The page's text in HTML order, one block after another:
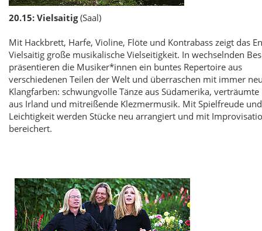
20.15: Vielsaitig(Saal)
Mit Hackbrett, Harfe, Violine, Flöte und Kontrabass zeigt das
Vielsaitig große musikalische Vielseitigkeit. In wechselnden
präsentieren die Musiker*innen ein buntes Repertoire aus
verschiedenen Teilen der Welt und überraschen mit immer
Klangfarben: schwungvolle Tänze aus Südamerika,
aus Irland und mitreißende Klezmermusik. Mit Spielfreude und
Leichtigkeit werden Stücke neu arrangiert und mit
bereichert.